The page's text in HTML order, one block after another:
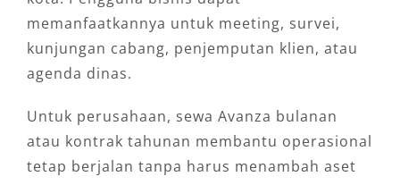
memanfaatkannya untuk meeting, survei,
kunjungan cabang, penjemputan klien, atau
agenda dinas.
Untuk perusahaan, sewa Avanza bulanan
atau kontrak tahunan membantu operasional
tetap berjalan tanpa harus menambah aset